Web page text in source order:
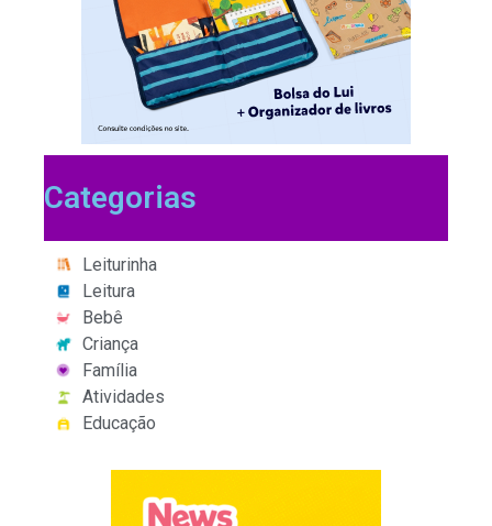
Categorias
Leiturinha
Leitura
Bebê
Criança
Família
Atividades
Educação